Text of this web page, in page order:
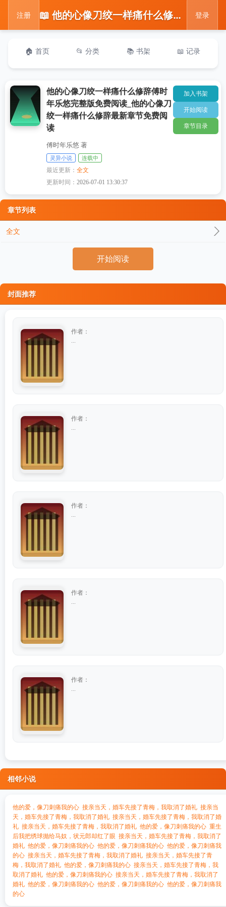
注册 📖 他的心像刀绞一样痛什么修辞傅时年乐悠完整版免费阅读_他的心像刀绞一样痛什么修辞最新章节免费阅读 登录
🏠 首页 📂 分类 📚 书架 📖 记录
他的心像刀绞一样痛什么修辞傅时
年乐悠完整版免费阅读_他的心像刀
绞一样痛什么修辞最新章节免费阅
读
傅时年乐悠 著
灵异小说 连载中
最近更新：全文
更新时间：2026-07-01 13:30:37
加入书架
开始阅读
章节目录
章节列表
全文
开始阅读
封面推荐
作者：
作者：
作者：
作者：
作者：
相邻小说
他的爱，像刀刺痛我的心 接亲当天，婚车先接了青梅，我取消了婚礼 接亲当
天，婚车先接了青梅，我取消了婚礼 接亲当天，婚车先接了青梅，我取消了婚
礼 接亲当天，婚车先接了青梅，我取消了婚礼 他的爱，像刀刺痛我的心 重生
后我把绣球抛给马奴，状元郎却红了眼 接亲当天，婚车先接了青梅，我取消了
婚礼 他的爱，像刀刺痛我的心 他的爱，像刀刺痛我的心 他的爱，像刀刺痛我
的心 接亲当天，婚车先接了青梅，我取消了婚礼 接亲当天，婚车先接了青
梅，我取消了婚礼 他的爱，像刀刺痛我的心 接亲当天，婚车先接了青梅，我
取消了婚礼 他的爱，像刀刺痛我的心 接亲当天，婚车先接了青梅，我取消了
婚礼 他的爱，像刀刺痛我的心 他的爱，像刀刺痛我的心 他的爱，像刀刺痛我
的心